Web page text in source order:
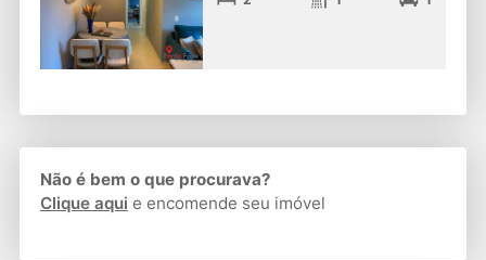
Não é bem o que procurava?
Clique aqui e encomende seu imóvel